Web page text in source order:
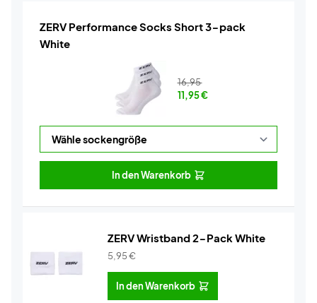
ZERV Performance Socks Short 3-pack
White
16,95
11,95€
In den Warenkorb
ZERV Wristband 2-Pack White
5,95€
In den Warenkorb